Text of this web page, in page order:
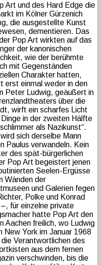
Art und des Hard Edge die
im Kölner Gürzenich
die ausgestellte Kunst
dementieren. Das
Pop Art wirkten auf das
der kanonischen
wie der berühmte
mit Gegenständen
Charakter hatten,
erst einmal weder in den
Peter Ludwig, geäußert in
über die
wirft ein scharfes Licht
in der zweiten Hälfte
als Nazikunst“.
sich derselbe Mann
Paulus verwandeln. Kein
des spät-bürgerlichen
Pop Art begeistert jenen
Seelen-Ergüsse
Wänden der
und Galerien fegen
Polke und Konrad
für einzelne private
hatte Pop Art den
Aachen freilich, wo Ludwig
New York im Januar 1968
Verantwortlichen des
aus dem fernen
verschwinden, bis die